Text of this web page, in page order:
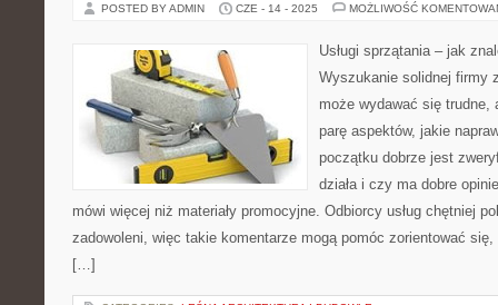
POSTED BY ADMIN CZE - 14 - 2025 MOŻLIWOŚĆ
Usługi sprzątania – jak
Wyszukanie solidnej firmy
może wydawać się
parę aspektów, jakie
początku dobrze jest
działa i czy ma dobre
mówi więcej niż materiały promocyjne. Odbiorcy usług chętniej
zadowoleni, więc takie komentarze mogą pomóc zorientować
[…]